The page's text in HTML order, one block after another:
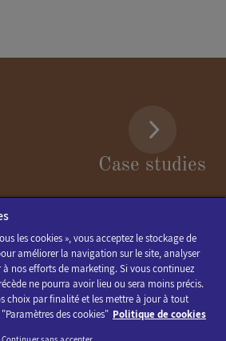
Case studies
les cookies », vous acceptez le stockage de
améliorer la navigation sur le site, analyser
nos efforts de marketing. Si vous continuez
ne pourra avoir lieu ou sera moins précis.
choix par finalité et les mettre à jour à tout
des cookies" Politique de cookies